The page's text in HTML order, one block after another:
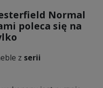
Normal
poleca się na
z serii